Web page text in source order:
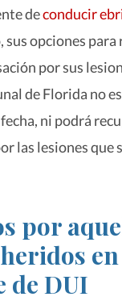
deconducir
sus opciones
por sus
de Florida no
ni podrá
las lesiones que
por
de DUI